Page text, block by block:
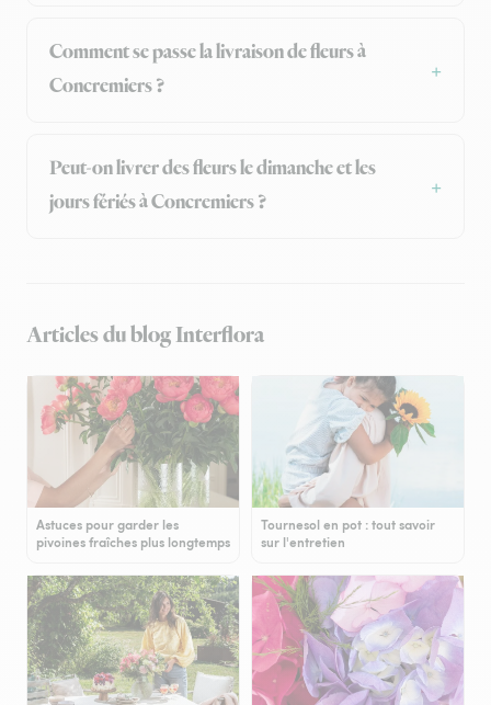
Comment se passe la livraison de fleurs à
Concremiers ?
Peut-on livrer des fleurs le dimanche et les
jours fériés à Concremiers ?
Articles du blog Interflora
Astuces pour garder les
pivoines fraîches plus longtemps
Tournesol en pot : tout savoir
sur l'entretien